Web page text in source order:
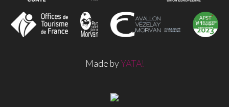
Made byYATA!